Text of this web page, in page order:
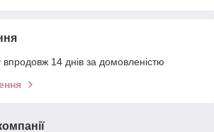
14 днів за домовленістю